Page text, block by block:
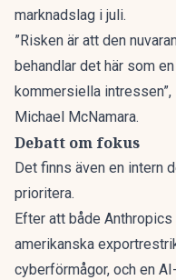
marknadslag i juli.
”Risken är att den
behandlar det här som
kommersiella
Michael McNamara.
Debatt om fokus
Det finns även en intern
prioritera.
Efter att både
amerikanska
cyberförmågor, och en